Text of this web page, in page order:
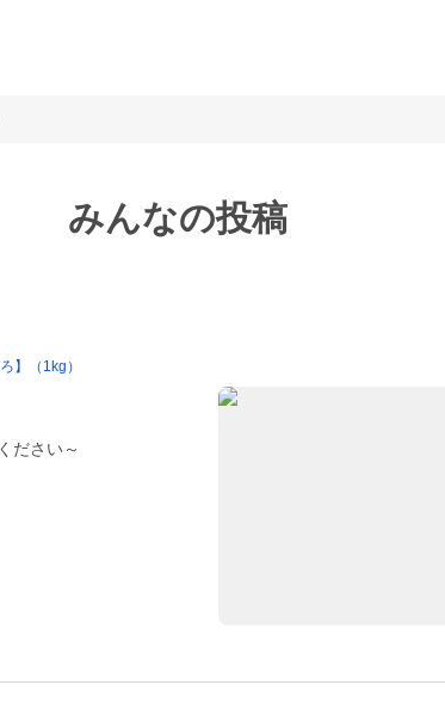
みんなの投稿
】（1kg）
ださい～